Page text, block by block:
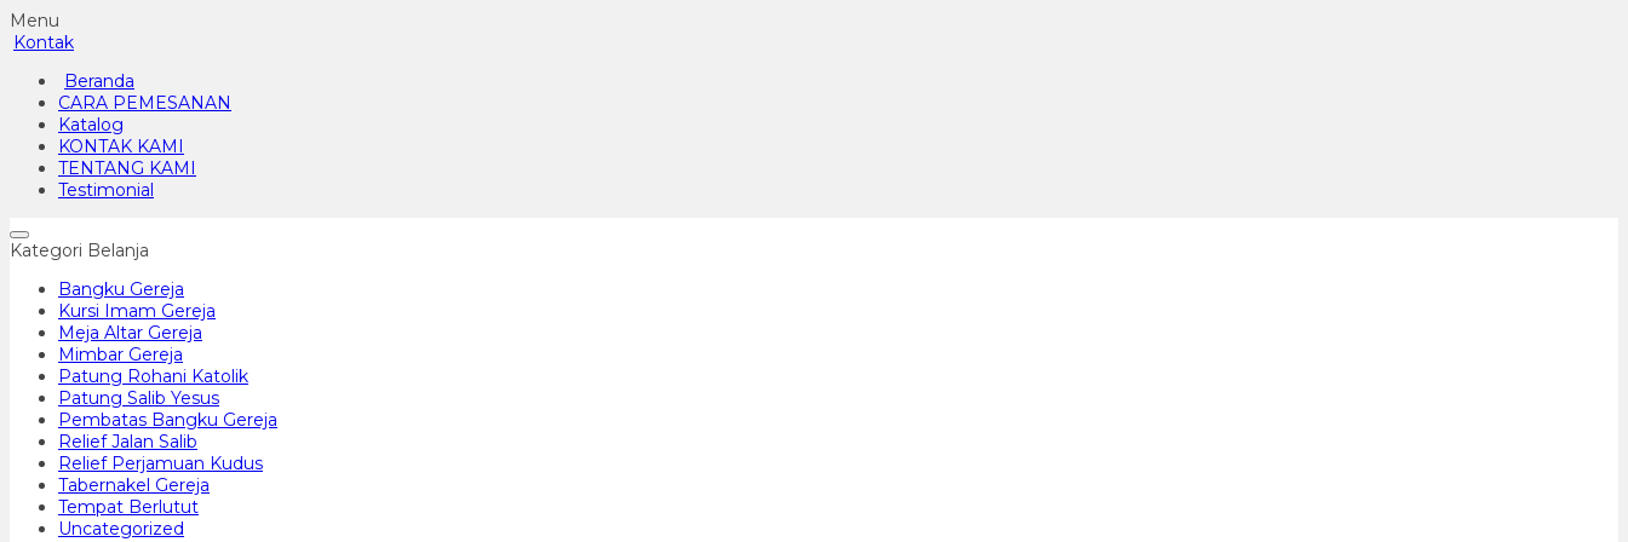
Menu
Kontak
Beranda
CARA PEMESANAN
Katalog
KONTAK KAMI
TENTANG KAMI
Testimonial
Kategori Belanja
Bangku Gereja
Kursi Imam Gereja
Meja Altar Gereja
Mimbar Gereja
Patung Rohani Katolik
Patung Salib Yesus
Pembatas Bangku Gereja
Relief Jalan Salib
Relief Perjamuan Kudus
Tabernakel Gereja
Tempat Berlutut
Uncategorized